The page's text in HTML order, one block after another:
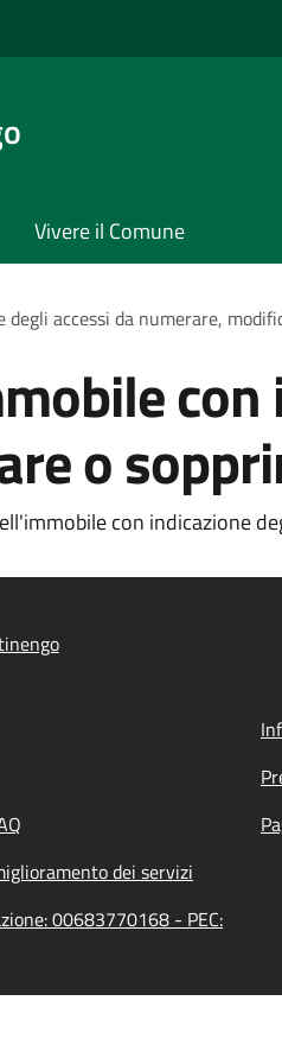
Vivere il Comune
accessi da numerare,
con
o
con indicazione
dei servizi
00683770168 - PEC: